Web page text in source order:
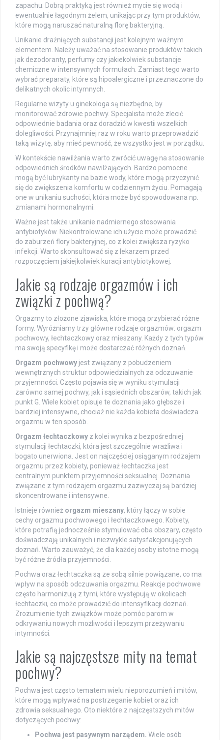
zapachu. Dobrą praktyką jest również mycie się wodą i
ewentualnie łagodnym żelem, unikając przy tym produktów,
które mogą naruszać naturalną florę bakteryjną.
Unikanie drażniących substancji jest kolejnym ważnym
elementem. Należy uważać na stosowanie produktów takich
jak dezodoranty, perfumy czy jakiekolwiek substancje
chemiczne w intensywnych formułach. Zamiast tego warto
wybrać preparaty, które są hipoalergiczne i przeznaczone do
delikatnych okolic intymnych.
Regularne wizyty u ginekologa są niezbędne, by
monitorować zdrowie pochwy. Specjalista może zlecić
odpowiednie badania oraz doradzić w kwestii wszelkich
dolegliwości. Przynajmniej raz w roku warto przeprowadzić
taką wizytę, aby mieć pewność, że wszystko jest w porządku.
W kontekście nawilżania warto zwrócić uwagę na stosowanie
odpowiednich środków nawilżających. Bardzo pomocne
mogą być lubrykanty na bazie wody, które mogą przyczynić
się do zwiększenia komfortu w codziennym życiu. Pomagają
one w unikaniu suchości, która może być spowodowana np.
zmianami hormonalnymi.
Ważne jest także unikanie nadmiernego stosowania
antybiotyków. Niekontrolowane ich użycie może prowadzić
do zaburzeń flory bakteryjnej, co z kolei zwiększa ryzyko
infekcji. Warto skonsultować się z lekarzem przed
rozpoczęciem jakiejkolwiek kuracji antybiotykowej.
Jakie są rodzaje orgazmów i ich
związki z pochwą?
Orgazmy to złożone zjawiska, które mogą przybierać różne
formy. Wyróżniamy trzy główne rodzaje orgazmów: orgazm
pochwowy, łechtaczkowy oraz mieszany. Każdy z tych typów
ma swoją specyfikę i może dostarczać różnych doznań.
Orgazm pochwowy jest związany z pobudzeniem
wewnętrznych struktur odpowiedzialnych za odczuwanie
przyjemności. Często pojawia się w wyniku stymulacji
zarówno samej pochwy, jak i sąsiednich obszarów, takich jak
punkt G. Wiele kobiet opisuje te doznania jako głębsze i
bardziej intensywne, chociaż nie każda kobieta doświadcza
orgazmu w ten sposób.
Orgazm łechtaczkowy z kolei wynika z bezpośredniej
stymulacji łechtaczki, która jest szczególnie wrażliwa i
bogato unerwiona. Jest on najczęściej osiąganym rodzajem
orgazmu przez kobiety, ponieważ łechtaczka jest
centralnym punktem przyjemności seksualnej. Doznania
związane z tym rodzajem orgazmu zazwyczaj są bardziej
skoncentrowane i intensywne.
Istnieje również orgazm mieszany, który łączy w sobie
cechy orgazmu pochwowego i łechtaczkowego. Kobiety,
które potrafią jednocześnie stymulować oba obszary, często
doświadczają unikalnych i niezwykle satysfakcjonujących
doznań. Warto zauważyć, że dla każdej osoby istotne mogą
być różne źródła przyjemności.
Pochwa oraz łechtaczka są ze sobą silnie powiązane, co ma
wpływ na sposób odczuwania orgazmu. Reakcje pochwowe
często harmonizują z tymi, które występują w okolicach
łechtaczki, co może prowadzić do intensyfikacji doznań.
Zrozumienie tych związków może pomóc parom w
odkrywaniu nowych możliwości i lepszym przeżywaniu
intymności.
Jakie są najczęstsze mity na temat
pochwy?
Pochwa jest często tematem wielu nieporozumień i mitów,
które mogą wpływać na postrzeganie kobiet oraz ich
zdrowia seksualnego. Oto niektóre z najczęstszych mitów
dotyczących pochwy:
Pochwa jest pasywnym narządem. Wiele osób